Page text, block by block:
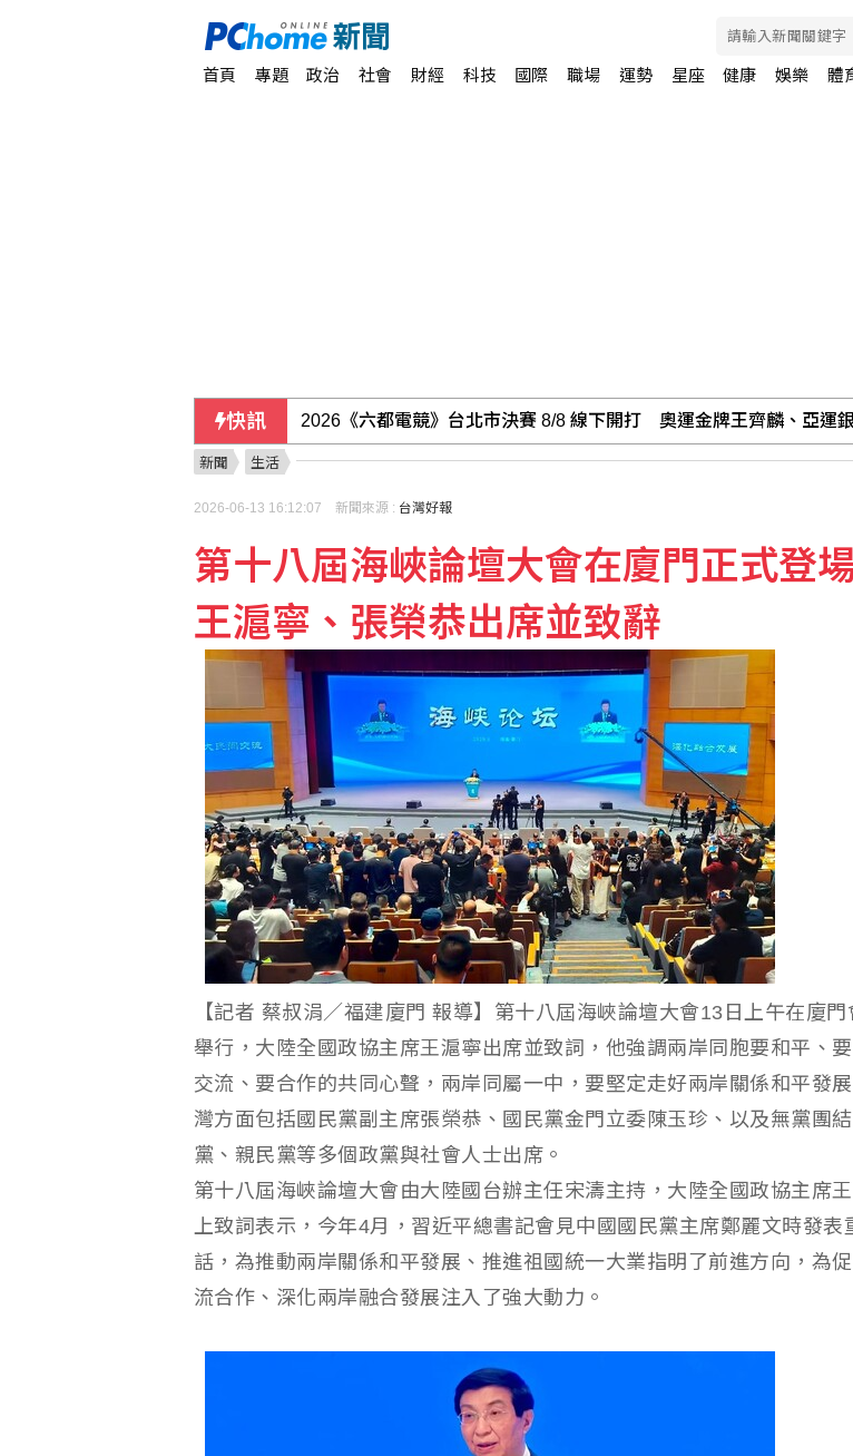
首頁 專題 政治 社會 財經 科技 國際 職場 運勢 星座 健康 娛樂 體
快訊 2026《六都電競》台北市決賽 8/8 線下開打 奧運金牌王齊麟、亞運
東元關節模組切入四足機器狗 合作開發人形機器人
阿根廷企業與華為合作 北京指美方出手阻攔
新聞 生活
2026-06-13 16:12:07 新聞來源 : 台灣好報
第十八屆海峽論壇大會在廈門正式登
王滬寧、張榮恭出席並致辭
【記者 蔡叔涓／福建廈門 報導】第十八屆海峽論壇大會13日上午在廈門
舉行，大陸全國政協主席王滬寧出席並致詞，他強調兩岸同胞要和平、
交流、要合作的共同心聲，兩岸同屬一中，要堅定走好兩岸關係和平發
灣方面包括國民黨副主席張榮恭、國民黨金門立委陳玉珍、以及無黨團
黨、親民黨等多個政黨與社會人士出席。
第十八屆海峽論壇大會由大陸國台辦主任宋濤主持，大陸全國政協主席
上致詞表示，今年4月，習近平總書記會見中國國民黨主席鄭麗文時發表
話，為推動兩岸關係和平發展、推進祖國統一大業指明了前進方向，為
流合作、深化兩岸融合發展注入了強大動力。